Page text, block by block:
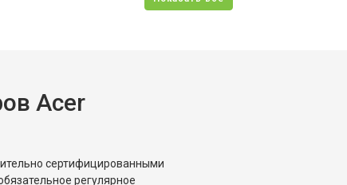
от 60 мин
Acer
сертифицированными
регулярное